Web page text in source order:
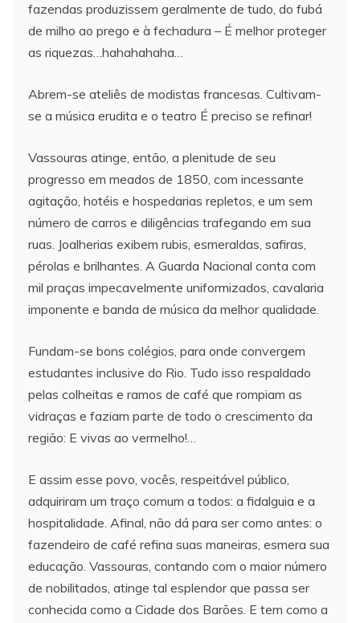
fazendas produzissem geralmente de tudo, do fubá
de milho ao prego e à fechadura – É melhor proteger
as riquezas…hahahahaha…
Abrem-se ateliês de modistas francesas. Cultivam-
se a música erudita e o teatro É preciso se refinar!
Vassouras atinge, então, a plenitude de seu
progresso em meados de 1850, com incessante
agitação, hotéis e hospedarias repletos, e um sem
número de carros e diligências trafegando em sua
ruas. Joalherias exibem rubis, esmeraldas, safiras,
pérolas e brilhantes. A Guarda Nacional conta com
mil praças impecavelmente uniformizados, cavalaria
imponente e banda de música da melhor qualidade.
Fundam-se bons colégios, para onde convergem
estudantes inclusive do Rio. Tudo isso respaldado
pelas colheitas e ramos de café que rompiam as
vidraças e faziam parte de todo o crescimento da
região: E vivas ao vermelho!…
E assim esse povo, vocês, respeitável público,
adquiriram um traço comum a todos: a fidalguia e a
hospitalidade. Afinal, não dá para ser como antes: o
fazendeiro de café refina suas maneiras, esmera sua
educação. Vassouras, contando com o maior número
de nobilitados, atinge tal esplendor que passa ser
conhecida como a Cidade dos Barões. E tem como a